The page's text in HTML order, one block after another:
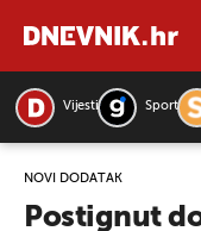
Vijesti Sport
NOVI DODATAK
Postignut
PRETRAŽITE VIJESTI